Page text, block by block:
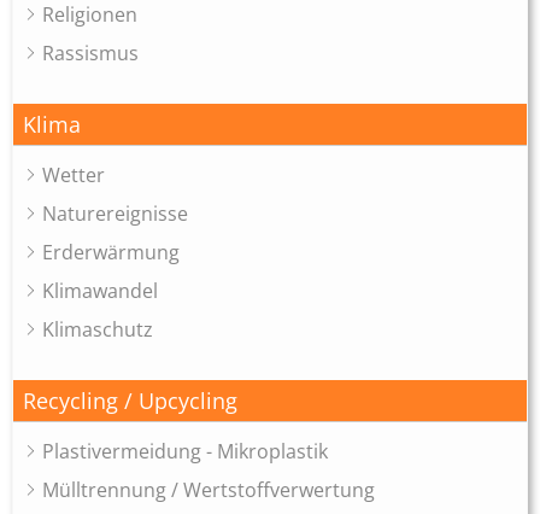
Religionen
Rassismus
Klima
Wetter
Naturereignisse
Erderwärmung
Klimawandel
Klimaschutz
Recycling / Upcycling
Plastivermeidung - Mikroplastik
Mülltrennung / Wertstoffverwertung